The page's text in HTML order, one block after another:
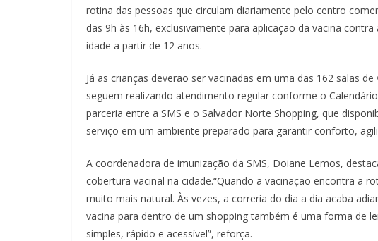
rotina das pessoas que circulam diariamente pelo centro
das 9h às 16h, exclusivamente para aplicação da vacina
idade a partir de 12 anos.
Já as crianças deverão ser vacinadas em uma das 162 salas
seguem realizando atendimento regular conforme o
parceria entre a SMS e o Salvador Norte Shopping, que
serviço em um ambiente preparado para garantir conforto,
A coordenadora de imunização da SMS, Doiane Lemos,
cobertura vacinal na cidade.“Quando a vacinação encontra a
muito mais natural. Às vezes, a correria do dia a dia acaba
vacina para dentro de um shopping também é uma forma de
simples, rápido e acessível”, reforça.